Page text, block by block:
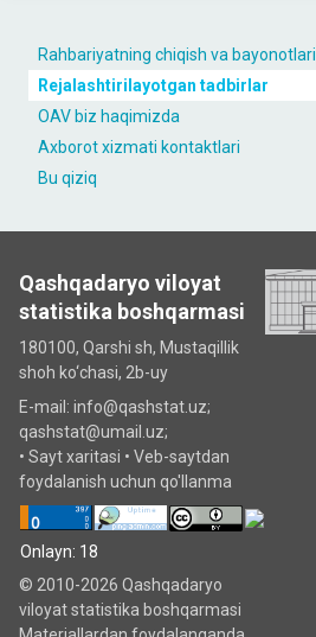
Rahbariyatning chiqish va bayonotlari
Rejalashtirilayotgan tadbirlar
OAV biz haqimizda
Axborot xizmati kontaktlari
Bu qiziq
Qashqadaryo viloyat
statistika boshqarmasi
180100, Qarshi sh, Mustаqillik
shoh ko‘chаsi, 2b-uy
E-mail: info@qashstat.uz;
qashstat@umail.uz;
• Sayt xaritasi • Veb-saytdan
foydalanish uchun qo'llanma
Onlayn: 18
© 2010-2026 Qashqadaryo
viloyat statistika boshqarmasi